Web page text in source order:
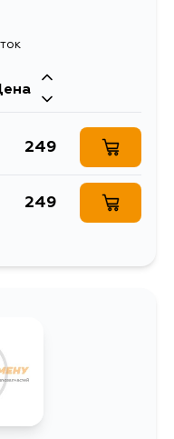
633
689
249
249
249
249